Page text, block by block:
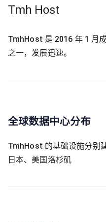
Tmh Host
TmhHost 是 2016 年 1 月
之一，发展迅速。
全球数据中心分布
TmhHost 的基础设施分别
日本、美国洛杉矶